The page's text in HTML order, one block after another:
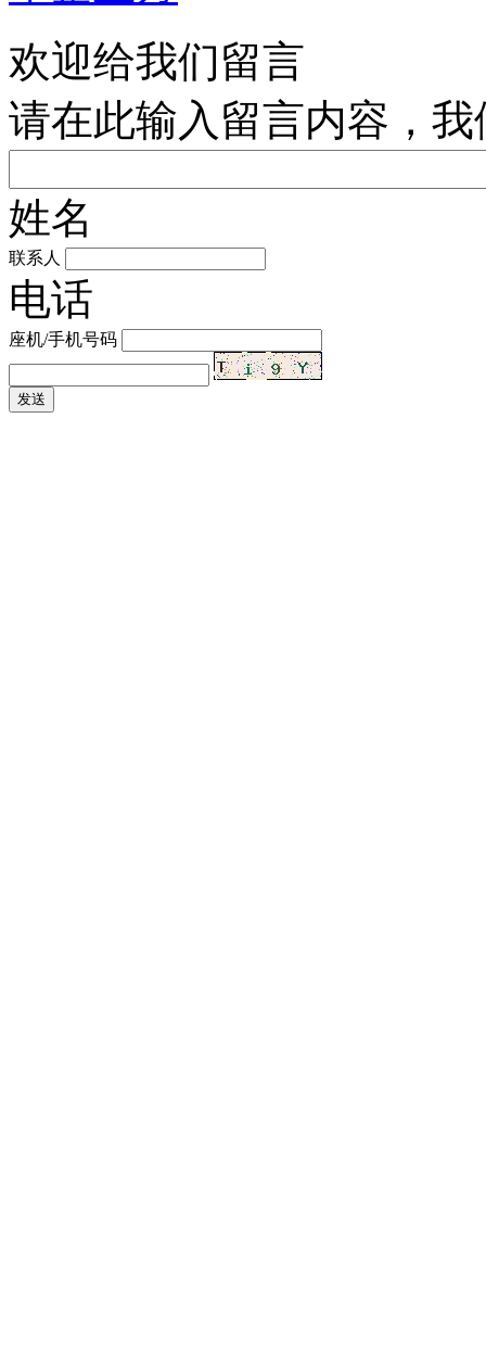
欢迎给我们留言
请在此输入留言内容，
姓名
联系人
电话
座机/手机号码